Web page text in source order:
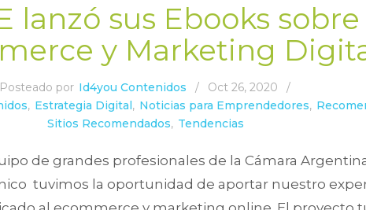
lanzó sus Ebooks sobre
y Marketing
Posteado por Id4you Contenidos / Oct 26, 2020
/
, Estrategia Digital, Noticias para Emprendedores,
Sitios Recomendados, Tendencias
de grandes profesionales de la Cámara
tuvimos la oportunidad de aportar nuestro